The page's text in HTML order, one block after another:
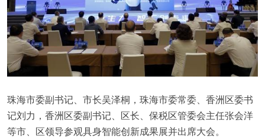
珠海市委副书记、市长吴泽桐，珠海市委常委、香洲区委书
记刘力，香洲区委副书记、区长、保税区管委会主任张会洋
等市、区领导参观具身智能创新成果展并出席大会。